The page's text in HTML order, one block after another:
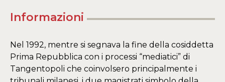
Informazioni
Nel 1992, mentre si segnava la fine della cosiddetta
Prima Repubblica con i processi “mediatici” di
Tangentopoli che coinvolsero principalmente i